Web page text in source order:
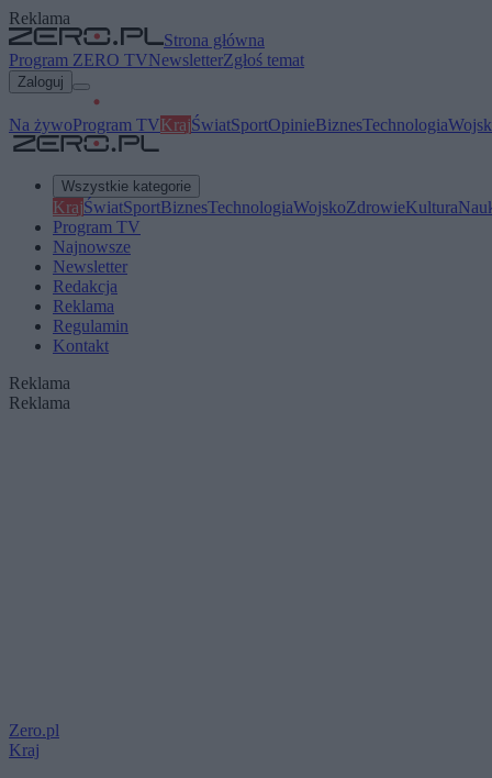
Reklama
Strona główna
Program ZERO TVNewsletterZgłoś temat
Zaloguj
Na żywoProgram TVKrajŚwiatSportOpinieBiznesTechnologia
Wszystkie kategorie
KrajŚwiatSportBiznesTechnologiaWojskoZdrowieKultura
Program TV
Najnowsze
Newsletter
Redakcja
Reklama
Regulamin
Kontakt
Reklama
Reklama
Zero.pl
Kraj